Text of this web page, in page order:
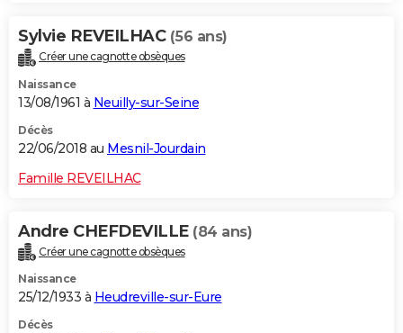
Sylvie REVEILHAC (56 ans)
Créer une cagnotte obsèques
Naissance
13/08/1961 à Neuilly-sur-Seine
Décès
22/06/2018 au Mesnil-Jourdain
Famille REVEILHAC
Andre CHEFDEVILLE (84 ans)
Créer une cagnotte obsèques
Naissance
25/12/1933 à Heudreville-sur-Eure
Décès